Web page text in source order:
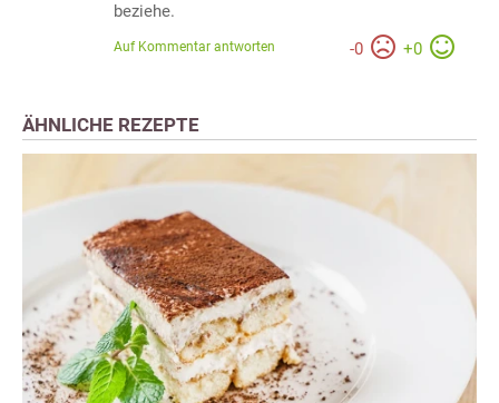
beziehe.
-0 +0
Auf Kommentar antworten
ÄHNLICHE REZEPTE